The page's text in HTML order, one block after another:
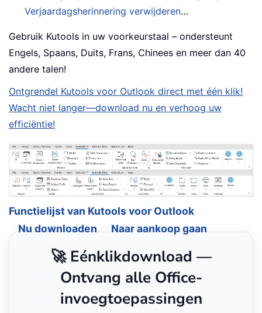
Verjaardagsherinnering verwijderen…
Gebruik Kutools in uw voorkeurstaal – ondersteunt
Engels, Spaans, Duits, Frans, Chinees en meer dan 40
andere talen!
Ontgrendel Kutools voor Outlook direct met één klik!
Wacht niet langer—download nu en verhoog uw
efficiëntie!
Functielijst van Kutools voor Outlook
Nu downloaden
Naar aankoop gaan
🚀 Eénklikdownload —
Ontvang alle Office-
invoegtoepassingen